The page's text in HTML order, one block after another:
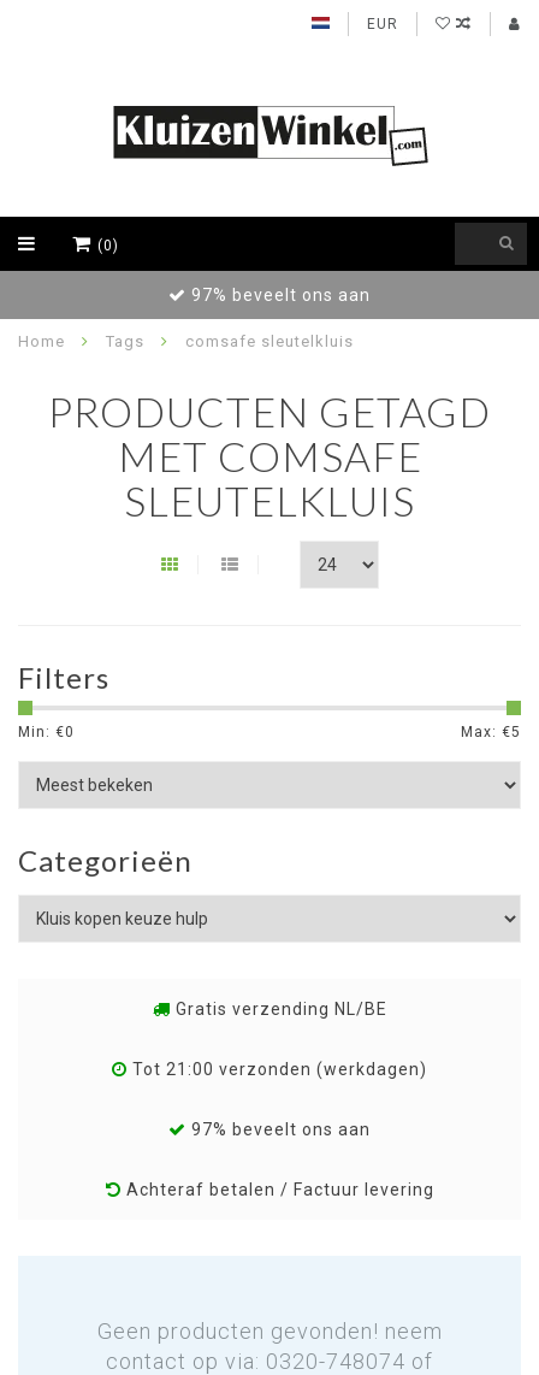
EUR
(0)
97% beveelt ons aan
Home Tags comsafe sleutelkluis
PRODUCTEN GETAGD
MET COMSAFE
SLEUTELKLUIS
Filters
Min: €0 Max: €5
Categorieën
Gratis verzending NL/BE
Tot 21:00 verzonden (werkdagen)
97% beveelt ons aan
Achteraf betalen / Factuur levering
Geen producten gevonden! neem
contact op via: 0320-748074 of